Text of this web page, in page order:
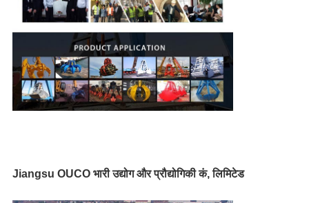
Jiangsu OUCO भारी उद्योग और प्रौद्योगिकी कं, लिमिटेड